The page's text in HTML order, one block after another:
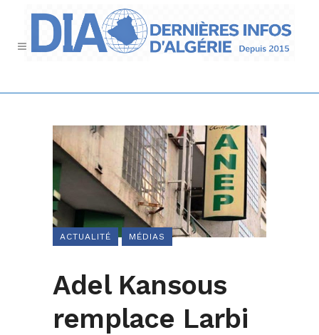
ACTUALITÉ MÉDIAS
Adel Kansous
remplace Larbi